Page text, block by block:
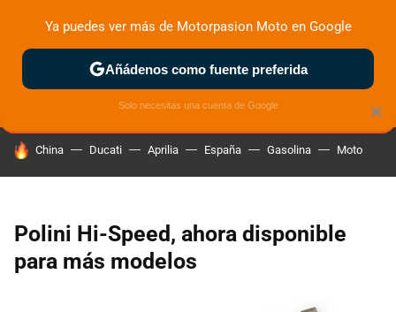
ZONA DE PRUEBAS DEPORTIVAS MOTOS ELÉCTRICAS
HOY SE HABLA DE
China Ducati Aprilia España Gasolina Moto
Polini Hi-Speed, ahora disponible
para más modelos
×
Ya puedes ver más de Motorpasion Moto en Google
Añádenos como fuente preferida
Solo necesitas una cuenta de Google